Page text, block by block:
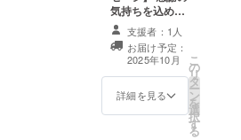
図ることで
魅力ある故
郷が構築で
きればと
思っており
気持ちを込め
て、お礼のメッ
セージをお送り
します。
支援者：1人
お届け予定：
2025年10月
詳細を見る
こ
の
リ
タ
ー
ン
を
選
択
す
る